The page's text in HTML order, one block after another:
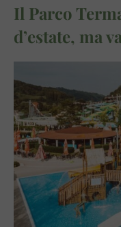
Il Parco
d’estate, ma